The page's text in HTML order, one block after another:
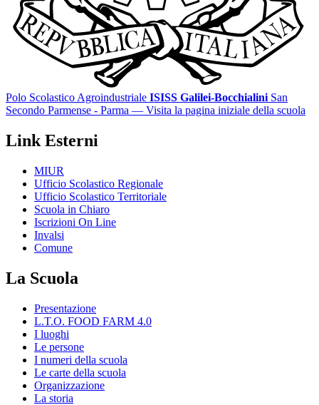
Polo Scolastico Agroindustriale ISISS Galilei-Bocchialini San
Secondo Parmense - Parma — Visita la pagina iniziale della scuola
Link Esterni
MIUR
Ufficio Scolastico Regionale
Ufficio Scolastico Territoriale
Scuola in Chiaro
Iscrizioni On Line
Invalsi
Comune
La Scuola
Presentazione
L.T.O. FOOD FARM 4.0
I luoghi
Le persone
I numeri della scuola
Le carte della scuola
Organizzazione
La storia